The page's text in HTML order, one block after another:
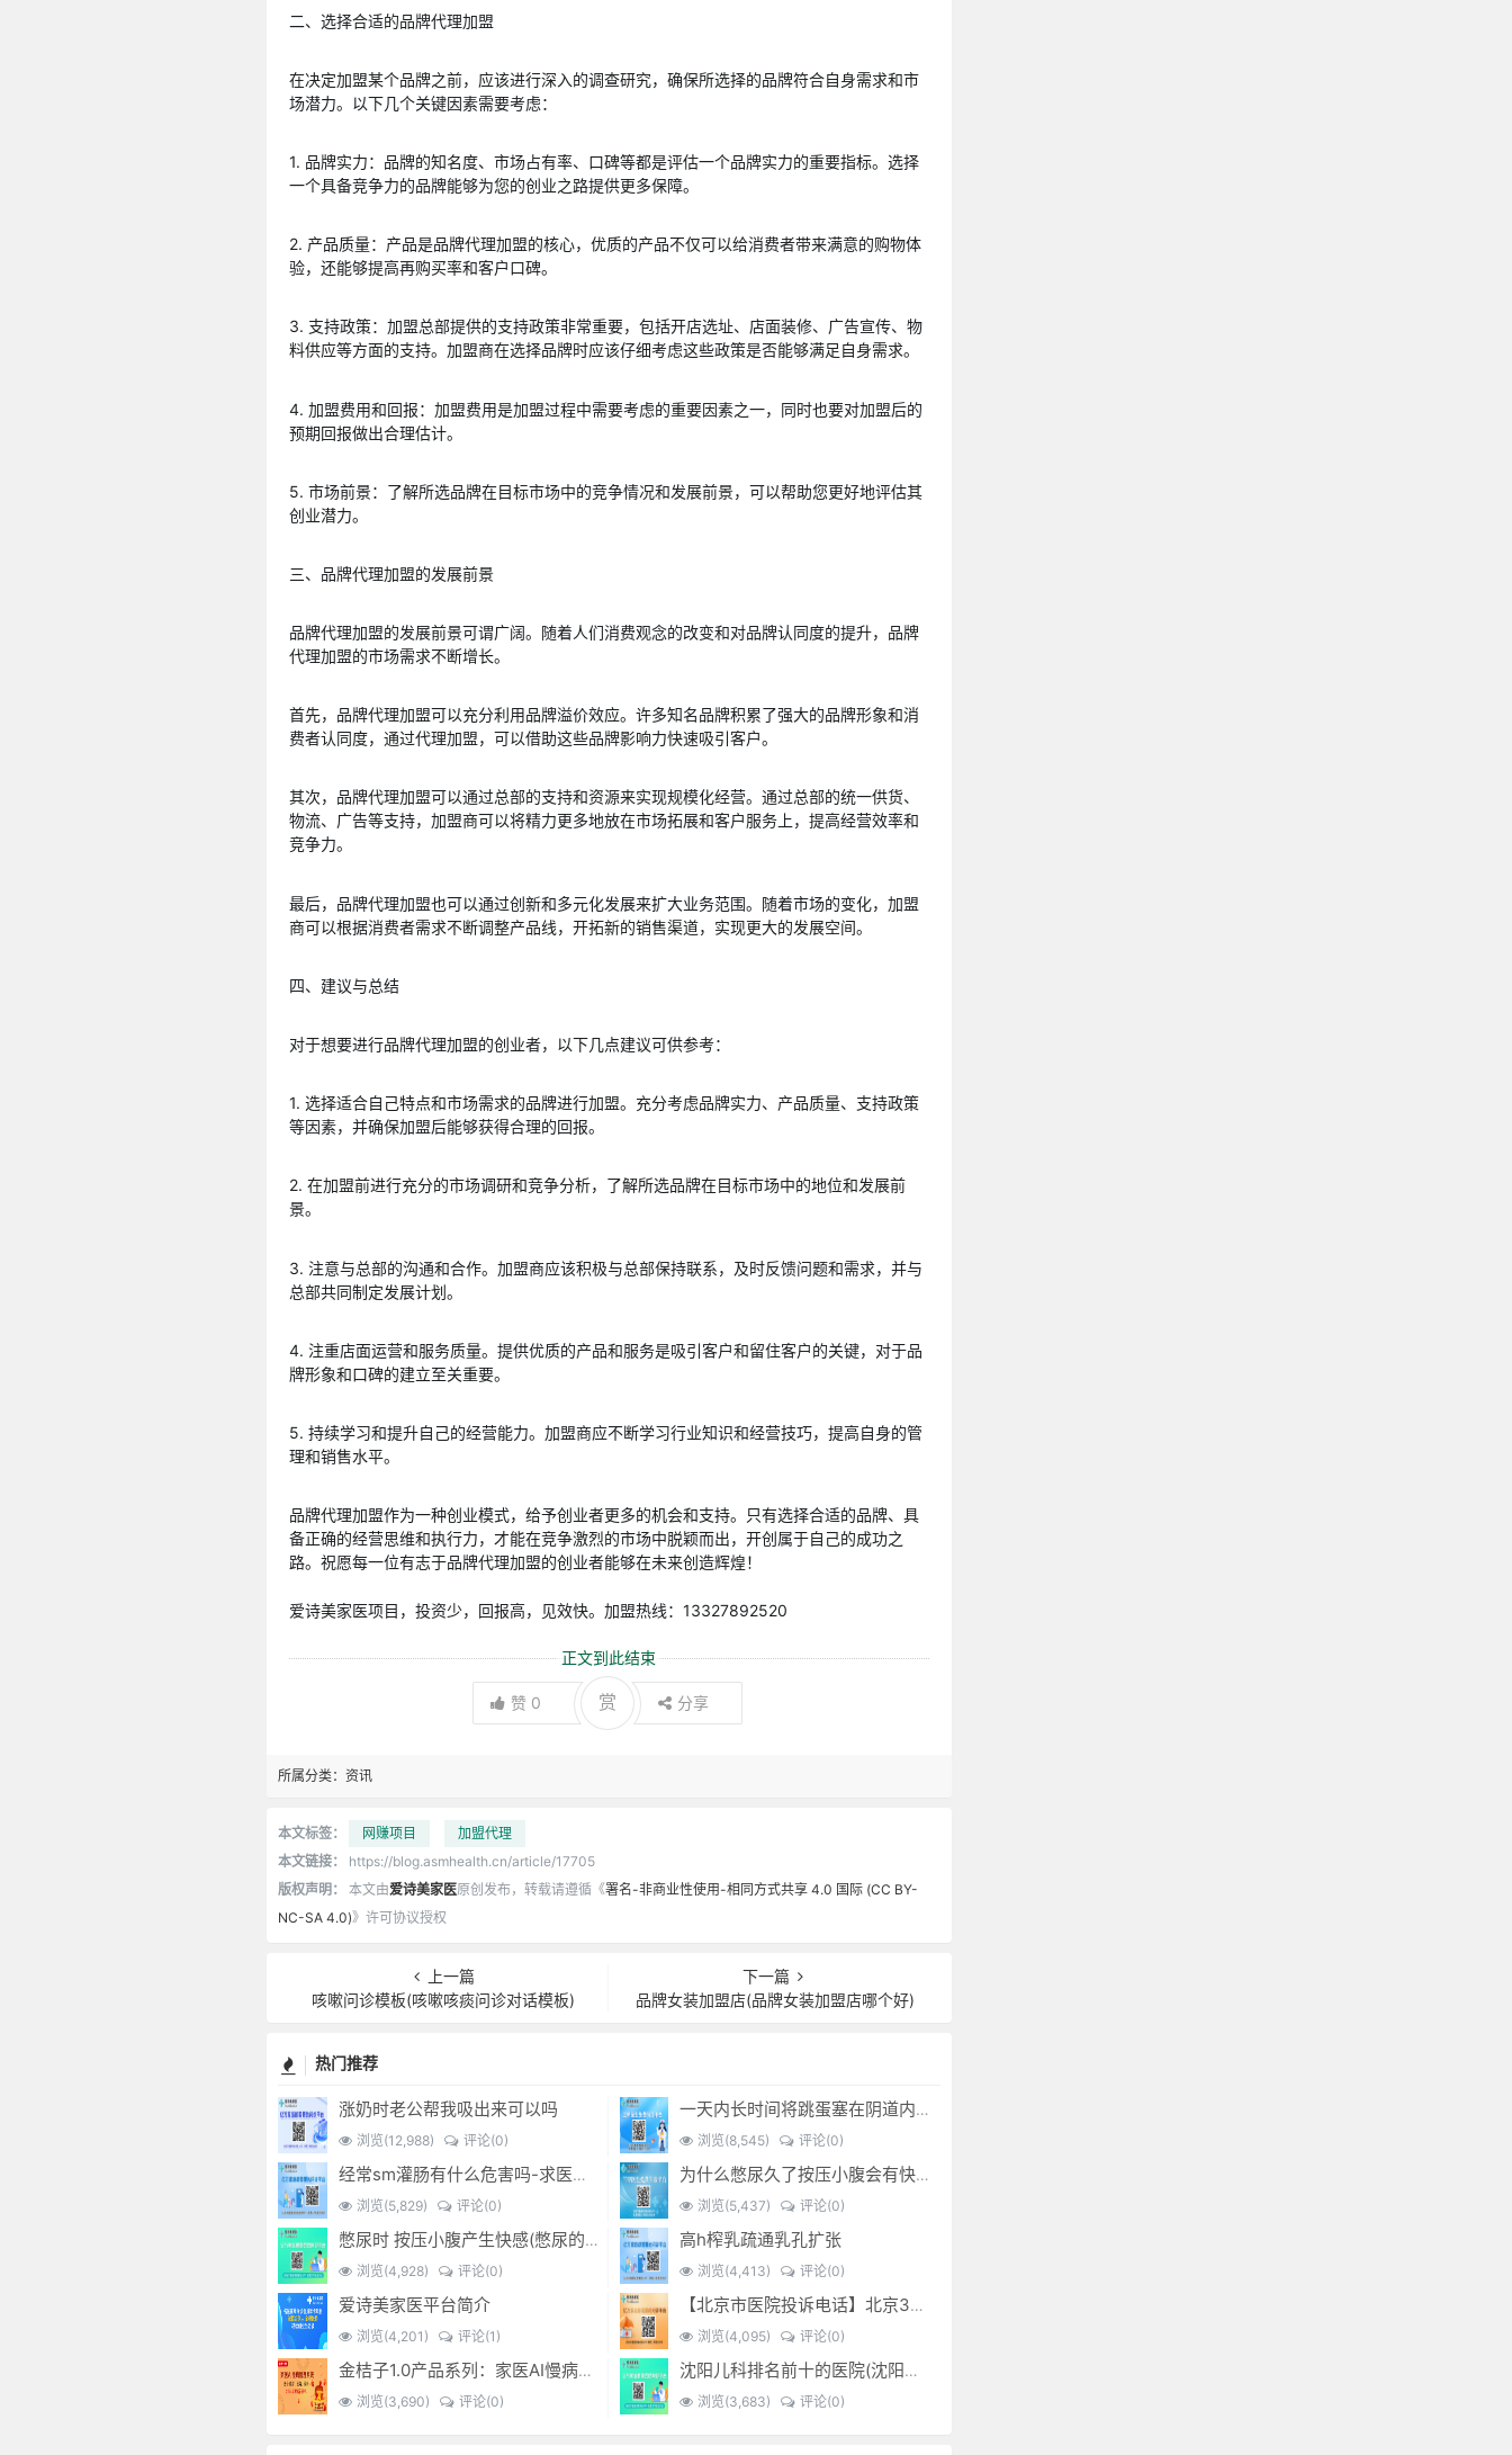
二、选择合适的品牌代理加盟
在决定加盟某个品牌之前，应该进行深入的调查研究，确保所选择的品牌符合自身需求和市
场潜力。以下几个关键因素需要考虑：
1. 品牌实力：品牌的知名度、市场占有率、口碑等都是评估一个品牌实力的重要指标。选择
一个具备竞争力的品牌能够为您的创业之路提供更多保障。
2. 产品质量：产品是品牌代理加盟的核心，优质的产品不仅可以给消费者带来满意的购物体
验，还能够提高再购买率和客户口碑。
3. 支持政策：加盟总部提供的支持政策非常重要，包括开店选址、店面装修、广告宣传、物
料供应等方面的支持。加盟商在选择品牌时应该仔细考虑这些政策是否能够满足自身需求。
4. 加盟费用和回报：加盟费用是加盟过程中需要考虑的重要因素之一，同时也要对加盟后的
预期回报做出合理估计。
5. 市场前景：了解所选品牌在目标市场中的竞争情况和发展前景，可以帮助您更好地评估其
创业潜力。
三、品牌代理加盟的发展前景
品牌代理加盟的发展前景可谓广阔。随着人们消费观念的改变和对品牌认同度的提升，品牌
代理加盟的市场需求不断增长。
首先，品牌代理加盟可以充分利用品牌溢价效应。许多知名品牌积累了强大的品牌形象和消
费者认同度，通过代理加盟，可以借助这些品牌影响力快速吸引客户。
其次，品牌代理加盟可以通过总部的支持和资源来实现规模化经营。通过总部的统一供货、
物流、广告等支持，加盟商可以将精力更多地放在市场拓展和客户服务上，提高经营效率和
竞争力。
最后，品牌代理加盟也可以通过创新和多元化发展来扩大业务范围。随着市场的变化，加盟
商可以根据消费者需求不断调整产品线，开拓新的销售渠道，实现更大的发展空间。
四、建议与总结
对于想要进行品牌代理加盟的创业者，以下几点建议可供参考：
1. 选择适合自己特点和市场需求的品牌进行加盟。充分考虑品牌实力、产品质量、支持政策
等因素，并确保加盟后能够获得合理的回报。
2. 在加盟前进行充分的市场调研和竞争分析，了解所选品牌在目标市场中的地位和发展前
景。
3. 注意与总部的沟通和合作。加盟商应该积极与总部保持联系，及时反馈问题和需求，并与
总部共同制定发展计划。
4. 注重店面运营和服务质量。提供优质的产品和服务是吸引客户和留住客户的关键，对于品
牌形象和口碑的建立至关重要。
5. 持续学习和提升自己的经营能力。加盟商应不断学习行业知识和经营技巧，提高自身的管
理和销售水平。
品牌代理加盟作为一种创业模式，给予创业者更多的机会和支持。只有选择合适的品牌、具
备正确的经营思维和执行力，才能在竞争激烈的市场中脱颖而出，开创属于自己的成功之
路。祝愿每一位有志于品牌代理加盟的创业者能够在未来创造辉煌！
爱诗美家医项目，投资少，回报高，见效快。加盟热线：13327892520
正文到此结束
赞 0 赏 分享
所属分类： 资讯
本文标签： 网赚项目
加盟代理
本文链接：
https://blog.asmhealth.cn/article/17705
版权声明：
本文由爱诗美家医原创发布，转载请遵循《署名-非商业性使用-相同方式共享 4.0 国际 (CC BY-
NC-SA 4.0)》许可协议授权
上一篇
咳嗽问诊模板(咳嗽咳痰问诊对话模板)
下一篇
品牌女装加盟店(品牌女装加盟店哪个好)
热门推荐
涨奶时老公帮我吸出来可以吗
浏览(12,988) 评论(0)
一天内长时间将跳蛋塞在阴道内 有什么危害免...(跳蛋是放哪里)
浏览(8,545) 评论(0)
经常sm灌肠有什么危害吗-求医问药-
浏览(5,829) 评论(0)
为什么憋尿久了按压小腹会有快感_-
浏览(5,437) 评论(0)
憋尿时 按压小腹产生快感(憋尿的时候按压小腹是什么感觉)
浏览(4,928) 评论(0)
高h榨乳疏通乳孔扩张
浏览(4,413) 评论(0)
爱诗美家医平台简介
浏览(4,201) 评论(1)
【北京市医院投诉电话】北京301医院电话--(北京301医院投诉电话多少)
浏览(4,095) 评论(0)
金桔子1.0产品系列：家医AI慢病管理项目全国招募区域合伙人，低投入，高回报，长收益
浏览(3,690) 评论(0)
沈阳儿科排名前十的医院(沈阳儿科最好的医院)
浏览(3,683) 评论(0)